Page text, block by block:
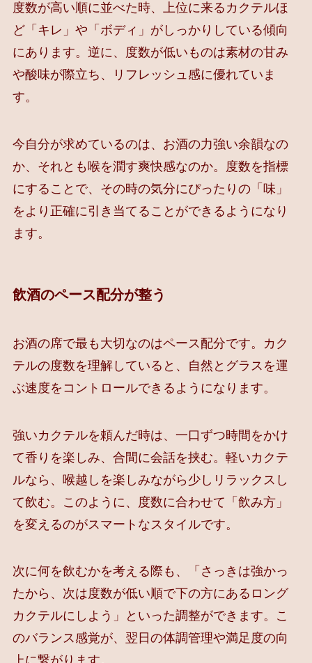
度数が高い順に並べた時、上位に来るカクテルほ
ど「キレ」や「ボディ」がしっかりしている傾向
にあります。逆に、度数が低いものは素材の甘み
や酸味が際立ち、リフレッシュ感に優れていま
す。
今自分が求めているのは、お酒の力強い余韻なの
か、それとも喉を潤す爽快感なのか。度数を指標
にすることで、その時の気分にぴったりの「味」
をより正確に引き当てることができるようになり
ます。
飲酒のペース配分が整う
お酒の席で最も大切なのはペース配分です。カク
テルの度数を理解していると、自然とグラスを運
ぶ速度をコントロールできるようになります。
強いカクテルを頼んだ時は、一口ずつ時間をかけ
て香りを楽しみ、合間に会話を挟む。軽いカクテ
ルなら、喉越しを楽しみながら少しリラックスし
て飲む。このように、度数に合わせて「飲み方」
を変えるのがスマートなスタイルです。
次に何を飲むかを考える際も、「さっきは強かっ
たから、次は度数が低い順で下の方にあるロング
カクテルにしよう」といった調整ができます。こ
のバランス感覚が、翌日の体調管理や満足度の向